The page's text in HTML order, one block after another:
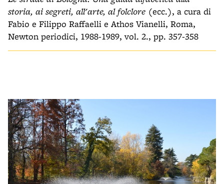
storia, ai segreti, all'arte, al folclore (ecc.), a cura di
Fabio e Filippo Raffaelli e Athos Vianelli, Roma,
Newton periodici, 1988-1989, vol. 2., pp. 357-358